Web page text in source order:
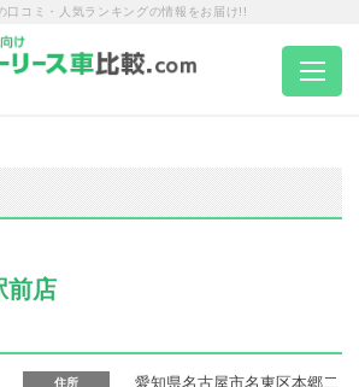
口コミ・人気ランキングの情報をお届け!!
ング
前店
住所
愛知県名古屋市名東区本郷二